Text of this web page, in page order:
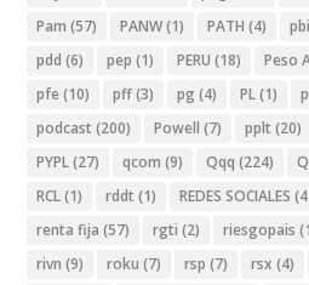
Pam (57) PANW(1) PATH (4) pbi
pdd (6) pep (1) PERU (18) Peso
pfe (10) pff(3) pg (4) PL(1)
podcast (200) Powell (7) pplt (20)
PYPL(27) qcom (9) Qqq (224)
RCL(1) rddt (1) REDES SOCIALES
renta fija (57) rgti (2) riesgopais
rivn (9) roku (7) rsp (7) rsx (4)